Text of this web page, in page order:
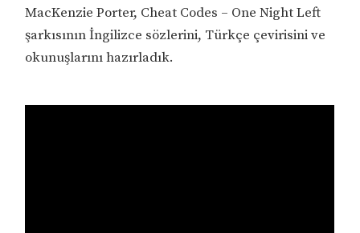
MacKenzie Porter, Cheat Codes – One Night Left
şarkısının İngilizce sözlerini, Türkçe çevirisini ve
okunuşlarını hazırladık.